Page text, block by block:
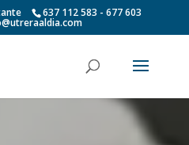
637 112 583 - 677 603